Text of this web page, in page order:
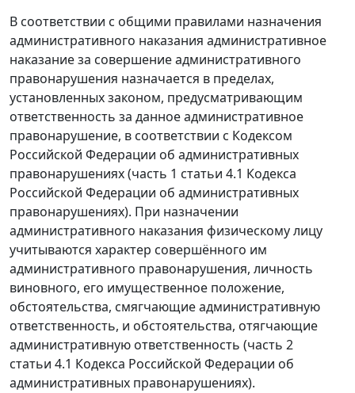
В соответствии с общими правилами назначения
административного наказания административное
наказание за совершение административного
правонарушения назначается в пределах,
установленных законом, предусматривающим
ответственность за данное административное
правонарушение, в соответствии с Кодексом
Российской Федерации об административных
правонарушениях (часть 1 статьи 4.1 Кодекса
Российской Федерации об административных
правонарушениях). При назначении
административного наказания физическому лицу
учитываются характер совершённого им
административного правонарушения, личность
виновного, его имущественное положение,
обстоятельства, смягчающие административную
ответственность, и обстоятельства, отягчающие
административную ответственность (часть 2
статьи 4.1 Кодекса Российской Федерации об
административных правонарушениях).